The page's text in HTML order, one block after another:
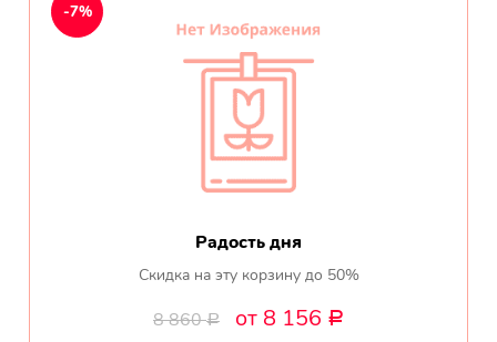
Радость дня
Скидка на эту корзину до 50%
8 860Р от 8 156 Р
-7%